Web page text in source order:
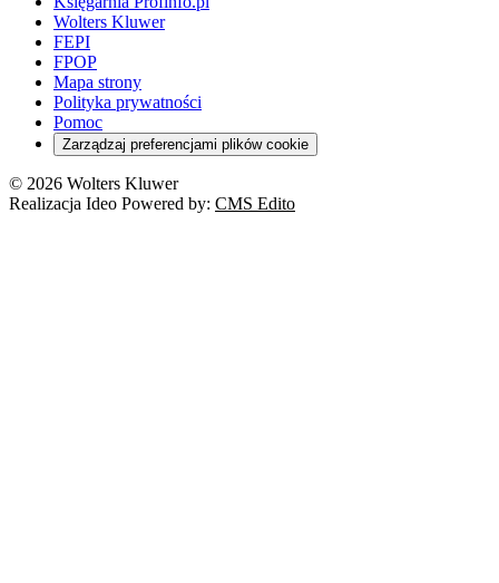
Nowe uprawnienia PIP
Orzeczenia
Energetyka
ESG
Kredyty
Cło
Deregulacja
Cyberbezpieczeństwo
Franczyza
Prawo autorskie
Emerytury i renty
Pacjent
Szkoła i uczeń
Turystyka
Orzeczenia
RODO
Wolters Kluwer
FEPI
FPOP
Mapa strony
Polityka prywatności
Pomoc
Zarządzaj preferencjami plików cookie
© 2026 Wolters Kluwer
Realizacja Ideo Powered by: CMS Edito